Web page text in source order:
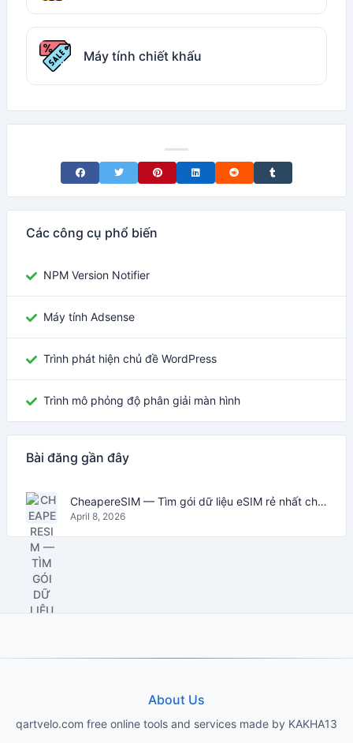
Máy tính chiết khấu
Share on Facebook
Share on TwitterShare on Pinterest
Share on LinkedIn
Share on RedditShare on Tumblr
Các công cụ phổ biến
NPM Version Notifier
Máy tính Adsense
Trình phát hiện chủ đề WordPress
Trình mô phỏng độ phân giải màn hình
Bài đăng gần đây
CheapereSIM — Tìm gói dữ liệu eSIM rẻ nhất cho du lịch năm 2026
April 8, 2026
About Us
qartvelo.com free online tools and services made by KAKHA13